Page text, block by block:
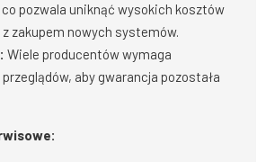
pozwala uniknąć wysokich kosztów
zakupem nowych systemów.
Wiele producentów wymaga
aby gwarancja pozostała